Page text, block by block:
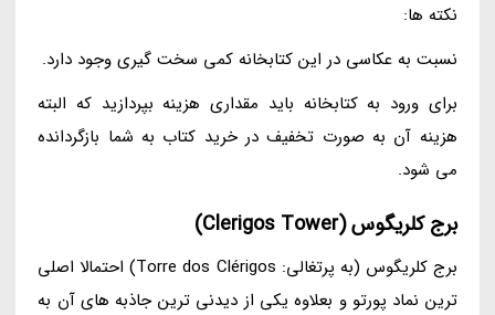
نکته ها:
نسبت به عکاسی در این کتابخانه کمی سخت گیری وجود دارد.
برای ورود به کتابخانه باید مقداری هزینه بپردازید که البته
هزینه آن به صورت تخفیف در خرید کتاب به شما بازگردانده
می شود.
برج کلریگوس (Clerigos Tower)
برج کلریگوس (به پرتغالی: Torre dos Clérigos) احتمالا اصلی
ترین نماد پورتو و بعلاوه یکی از دیدنی ترین جاذبه های آن به